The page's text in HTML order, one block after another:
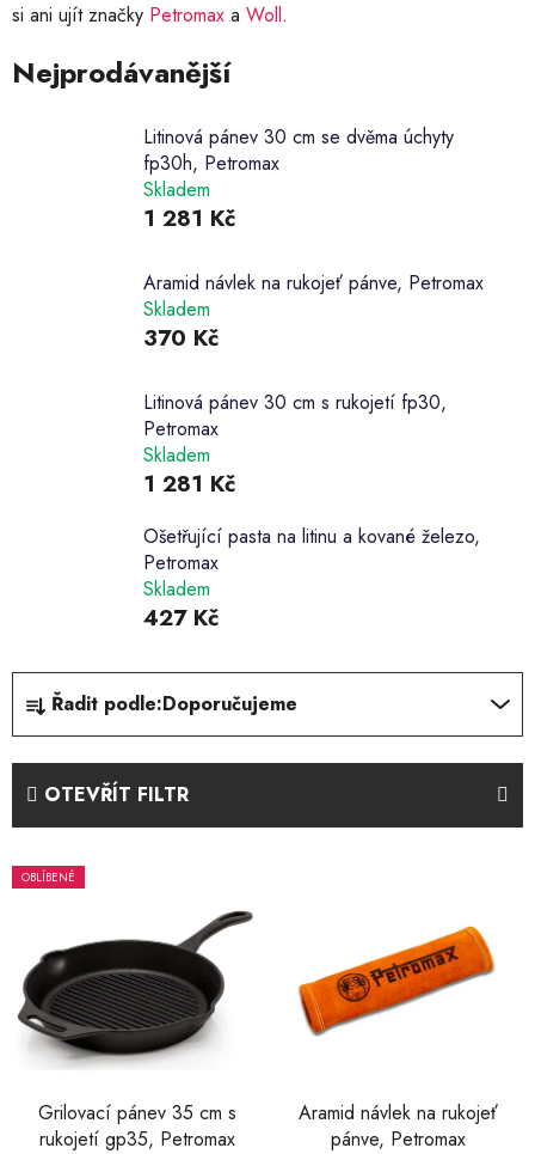
si ani ujít značky Petromax a Woll.
Nejprodávanější
Litinová pánev 30 cm se dvěma úchyty
fp30h, Petromax
Skladem
1 281 Kč
Aramid návlek na rukojeť pánve, Petromax
Skladem
370 Kč
Litinová pánev 30 cm s rukojetí fp30,
Petromax
Skladem
1 281 Kč
Ošetřující pasta na litinu a kované železo,
Petromax
Skladem
427 Kč
Ř
z
í
p
d
u
k
Řadit podle:Doporučujeme
OTEVŘÍT FILTR
V
ý
s
p
OBLÍBENÉ
Grilovací pánev 35 cm s
rukojetí gp35, Petromax
Aramid návlek na rukojeť
pánve, Petromax